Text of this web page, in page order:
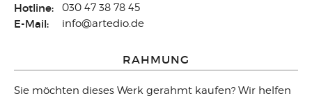
Hotline: 030 47 38 78 45
E-Mail: info@artedio.de
RAHMUNG
Sie möchten dieses Werk gerahmt kaufen? Wir helfen